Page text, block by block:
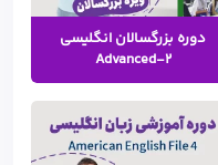
دوره بزرگسالان انگلیسی
Advanced-2